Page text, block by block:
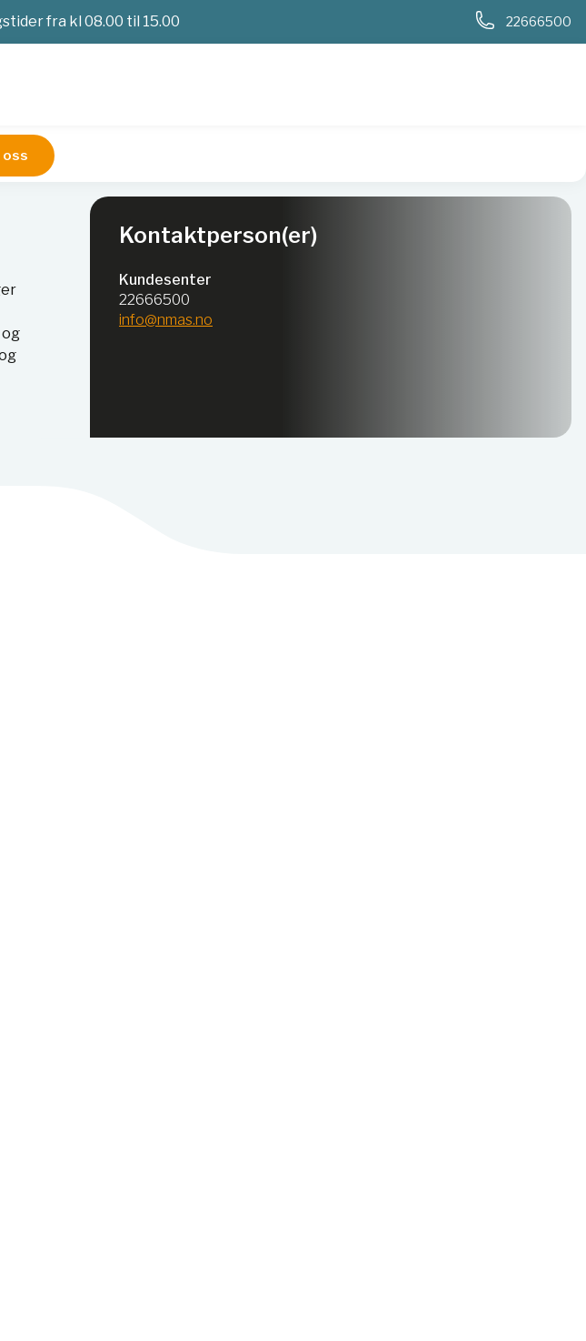
fra kl 08.00 til 15.00 22666500
Kontaktperson(er)
Kundesenter
22666500
info@nmas.no